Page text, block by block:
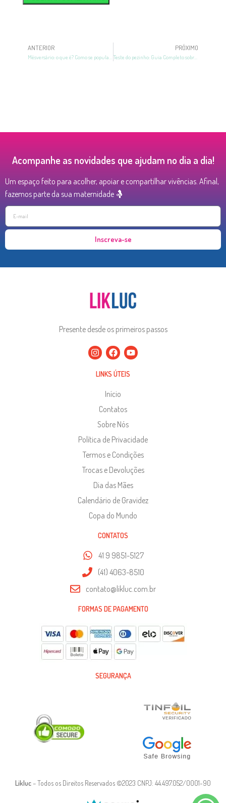
ANTERIOR PRÓXIMO
Teste do pezinho: Guia Completo sobre o exame!
Acompanhe as novidades que ajudam no dia a dia!
Um espaço feito para acolher, apoiar e compartilhar vivências. Afinal,
fazemos parte da sua maternidade 🤱
Inscreva-se
Presente desde os primeiros passos
LINKS ÚTEIS
Início
Contatos
Sobre Nós
Política de Privacidade
Termos e Condições
Trocas e Devoluções
Dia das Mães
Calendário de Gravidez
Copa do Mundo
CONTATOS
41 9 9851-5127
(41) 4063-8510
contato@likluc.com.br
FORMAS DE PAGAMENTO
SEGURANÇA
Likluc– Todos os Direitos Reservados ©2023 CNPJ: 44.497.052/0001-90